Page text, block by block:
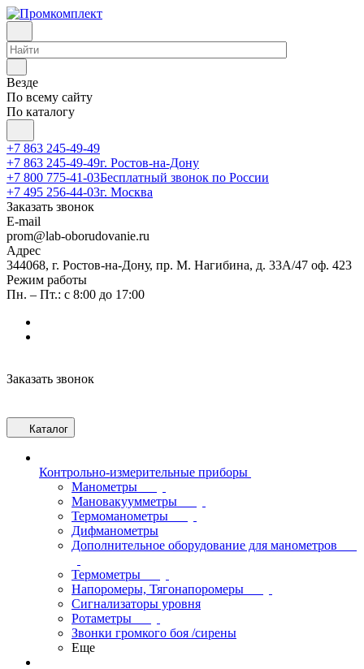
Везде
По всему сайту
По каталогу
+7 863 245-49-49
+7 863 245-49-49г. Ростов-на-Дону
+7 800 775-41-03Бесплатный звонок по России
+7 495 256-44-03г. Москва
Заказать звонок
E-mail
prom@lab-oborudovanie.ru
Адрес
344068, г. Ростов-на-Дону, пр. М. Нагибина, д. 33А/47 оф. 423
Режим работы
Пн. – Пт.: с 8:00 до 17:00
Заказать звонок
Каталог
Контрольно-измерительные приборы
Манометры
Мановакуумметры
Термоманометры
Дифманометры
Дополнительное оборудование для манометров
Термометры
Напоромеры, Тягонапоромеры
Сигнализаторы уровня
Ротаметры
Звонки громкого боя /сирены
Еще